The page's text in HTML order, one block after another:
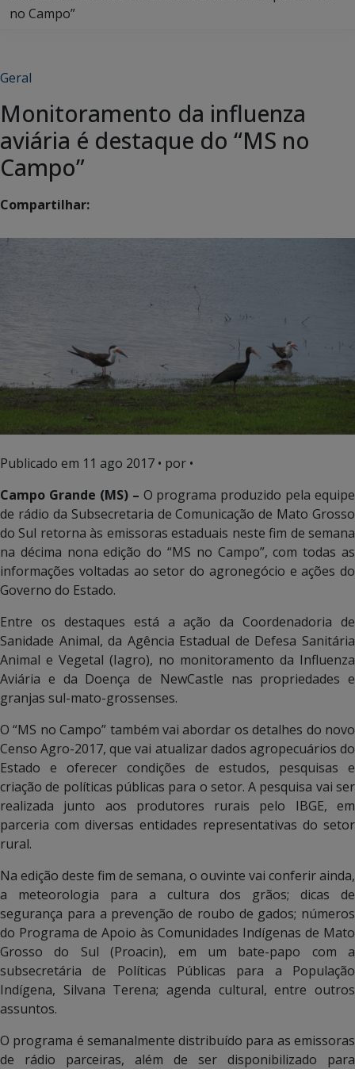
no Campo”
Geral
Monitoramento da influenza
aviária é destaque do “MS no
Campo”
Compartilhar:
Publicado em 11 ago 2017 • por •
Campo Grande (MS) – O programa produzido pela equipe
de rádio da Subsecretaria de Comunicação de Mato Grosso
do Sul retorna às emissoras estaduais neste fim de semana
na décima nona edição do “MS no Campo”, com todas as
informações voltadas ao setor do agronegócio e ações do
Governo do Estado.
Entre os destaques está a ação da Coordenadoria de
Sanidade Animal, da Agência Estadual de Defesa Sanitária
Animal e Vegetal (Iagro), no monitoramento da Influenza
Aviária e da Doença de NewCastle nas propriedades e
granjas sul-mato-grossenses.
O “MS no Campo” também vai abordar os detalhes do novo
Censo Agro-2017, que vai atualizar dados agropecuários do
Estado e oferecer condições de estudos, pesquisas e
criação de políticas públicas para o setor. A pesquisa vai ser
realizada junto aos produtores rurais pelo IBGE, em
parceria com diversas entidades representativas do setor
rural.
Na edição deste fim de semana, o ouvinte vai conferir ainda,
a meteorologia para a cultura dos grãos; dicas de
segurança para a prevenção de roubo de gados; números
do Programa de Apoio às Comunidades Indígenas de Mato
Grosso do Sul (Proacin), em um bate-papo com a
subsecretária de Políticas Públicas para a População
Indígena, Silvana Terena; agenda cultural, entre outros
assuntos.
O programa é semanalmente distribuído para as emissoras
de rádio parceiras, além de ser disponibilizado para